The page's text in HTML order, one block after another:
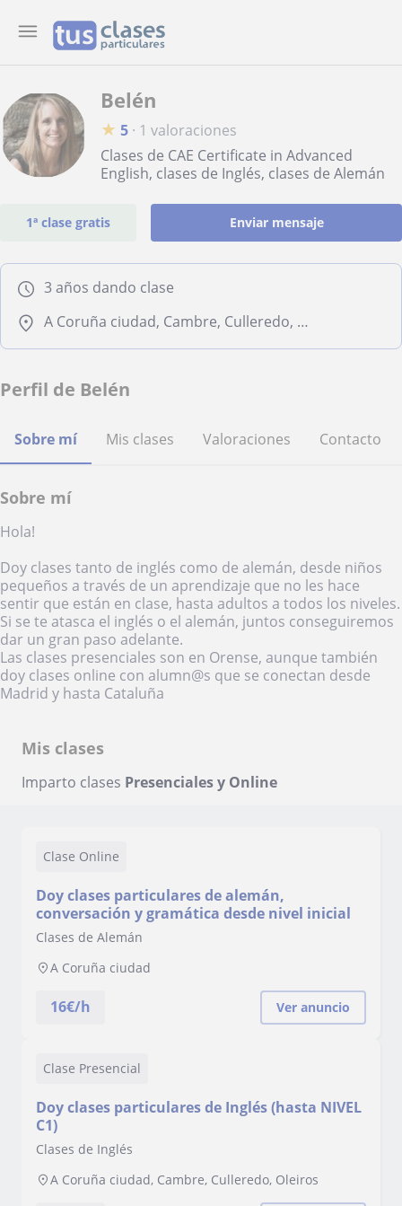
Belén
★ 5 · 1 valoraciones
Clases de CAE Certificate in Advanced
English, clases de Inglés, clases de Alemán
1ª clase gratis Enviar mensaje
3 años dando clase
A Coruña ciudad, Cambre, Culleredo, Oleiros
Perfil de Belén
Sobre mí Mis clases Valoraciones Contacto
Sobre mí
Hola!
Doy clases tanto de inglés como de alemán, desde niños
pequeños a través de un aprendizaje que no les hace
sentir que están en clase, hasta adultos a todos los niveles.
Si se te atasca el inglés o el alemán, juntos conseguiremos
dar un gran paso adelante.
Las clases presenciales son en Orense, aunque también
doy clases online con alumn@s que se conectan desde
Madrid y hasta Cataluña
Mis clases
Imparto clases Presenciales y Online
Clase Online
Doy clases particulares de alemán,
conversación y gramática desde nivel inicial
Clases de Alemán
A Coruña ciudad
16€/h Ver anuncio
Clase Presencial
Doy clases particulares de Inglés (hasta NIVEL
C1)
Clases de Inglés
A Coruña ciudad, Cambre, Culleredo, Oleiros